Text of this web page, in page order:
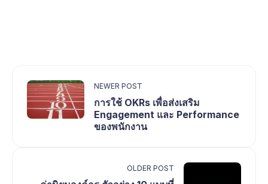
NEWER POST
การใช้ OKRs เพื่อส่งเสริม
Engagement และ Performance
ของพนักงาน
OLDER POST